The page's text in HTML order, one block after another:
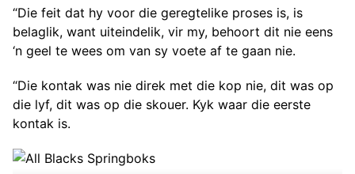
“Die feit dat hy voor die geregtelike proses is, is
belaglik, want uiteindelik, vir my, behoort dit nie eens
‘n geel te wees om van sy voete af te gaan nie.
“Die kontak was nie direk met die kop nie, dit was op
die lyf, dit was op die skouer. Kyk waar die eerste
kontak is.